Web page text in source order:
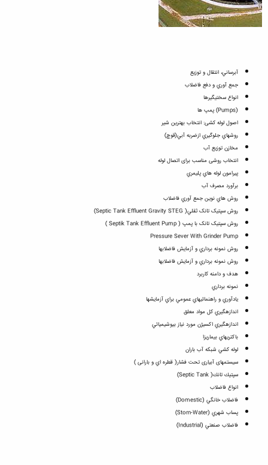
آبرساني، انتقال و توزيع
جمع آوري و دفع فاضلاب
انواع سختيگيرها
(Pumps) پمپ ها
اصول لوله کشی: انتخاب بهترین شیر
روشهاي جلوگيري ازضربه آبي(قوچ)
مخازن توزيع آب
انتخاب روشی مناسب برای اتصال لوله
پيرامون لوله هاي پليمري
برآورد مصرف آب
روش هاي نوين جمع آوري فاضلاب
روش سپتيک تانک ثقلي( Septic Tank Effluent Gravity STEG)
روش سپتيک تانک با پمپ ( Septik Tank Effluent Pump )
Pressure Sever With Grinder Pump
روش نمونه برداري و آزمايش فاضلابها
روش نمونه برداري و آزمايش فاضلابها
هدف و دامنه كاربرد
نمونه برداري
يادآوري و راهنمائيهاي عمومي براي آزمايشها
اندازه‏گيري كل مواد معلق
اندازه‏گيري اكسيژن مورد نياز بيوشيميائي
باكتريهاي بيماريزا
لوله كشي شبكه آب باران
سيستمهای آبياری تحت فشار( قطره اي و بارانی )
سپتيك تانك( Septic Tank)
انواع فاضلاب
فاضلاب خانگي (Domestic)
پساب شهري (Storn-Water)
فاضلاب صنعتي (Industrial)